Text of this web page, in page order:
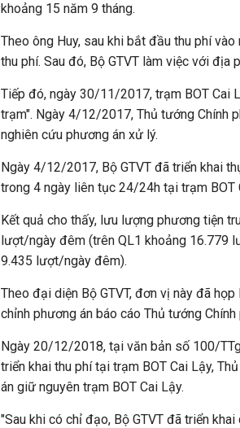
khoảng 15 năm 9 tháng.
Theo ông Huy, sau khi bắt đầu thu phí
thu phí. Sau đó, Bộ GTVT làm việc với địa
Tiếp đó, ngày 30/11/2017, trạm BOT Cai
trạm". Ngày 4/12/2017, Thủ tướng Chính
nghiên cứu phương án xử lý.
Ngày 4/12/2017, Bộ GTVT đã triển khai
trong 4 ngày liên tục 24/24h tại trạm BOT
Kết quả cho thấy, lưu lượng phương tiện
lượt/ngày đêm (trên QL1 khoảng 16.779
9.435 lượt/ngày đêm).
Theo đại diện Bộ GTVT, đơn vị này đã
chỉnh phương án báo cáo Thủ tướng Chính
Ngày 20/12/2018, tại văn bản số 100/
triển khai thu phí tại trạm BOT Cai Lậy,
án giữ nguyên trạm BOT Cai Lậy.
"Sau khi có chỉ đạo, Bộ GTVT đã triển